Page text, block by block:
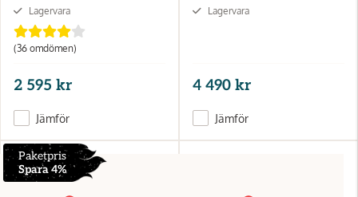
Lagervara
(36 omdömen)
2 595 kr
Jämför
Lagervara
4 490 kr
Jämför
Paketpris
Spara 4%